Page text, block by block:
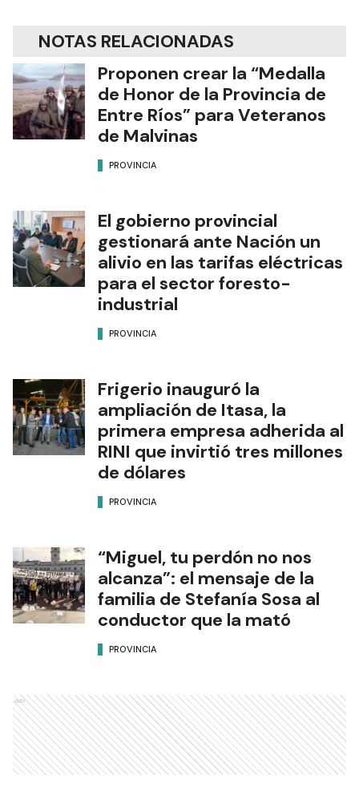
NOTAS RELACIONADAS
Proponen crear la “Medalla
de Honor de la Provincia de
Entre Ríos” para Veteranos
de Malvinas
PROVINCIA
El gobierno provincial
gestionará ante Nación un
alivio en las tarifas eléctricas
para el sector foresto-
industrial
PROVINCIA
Frigerio inauguró la
ampliación de Itasa, la
primera empresa adherida al
RINI que invirtió tres millones
de dólares
PROVINCIA
“Miguel, tu perdón no nos
alcanza”: el mensaje de la
familia de Stefanía Sosa al
conductor que la mató
PROVINCIA
Ads